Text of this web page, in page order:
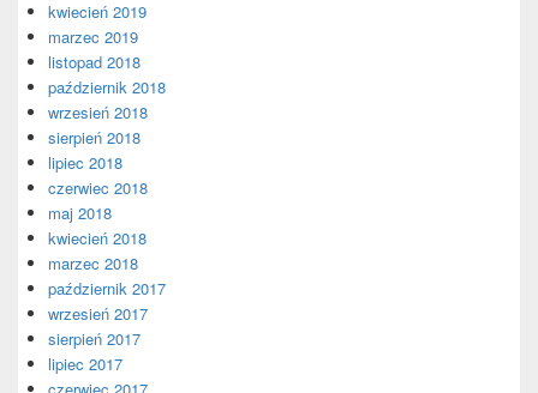
kwiecień 2019
marzec 2019
listopad 2018
październik 2018
wrzesień 2018
sierpień 2018
lipiec 2018
czerwiec 2018
maj 2018
kwiecień 2018
marzec 2018
październik 2017
wrzesień 2017
sierpień 2017
lipiec 2017
czerwiec 2017